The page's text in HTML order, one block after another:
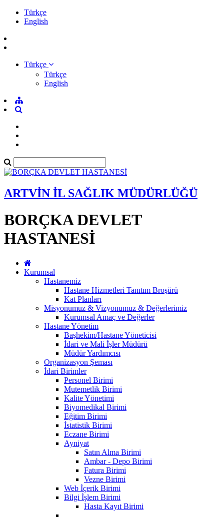
Türkçe
English
Türkçe
Türkçe
English
ARTVİN İL SAĞLIK MÜDÜRLÜĞÜ
BORÇKA DEVLET
HASTANESİ
Kurumsal
Hastanemiz
Hastane Hizmetleri Tanıtım Broşürü
Kat Planları
Misyonumuz & Vizyonumuz & Değerlerimiz
Kurumsal Amaç ve Değerler
Hastane Yönetim
Başhekim/Hastane Yöneticisi
İdari ve Mali İşler Müdürü
Müdür Yardımcısı
Organizasyon Şeması
İdari Birimler
Personel Birimi
Mutemetlik Birimi
Kalite Yönetimi
Biyomedikal Birimi
Eğitim Birimi
İstatistik Birimi
Eczane Birimi
Ayniyat
Satın Alma Birimi
Ambar - Depo Birimi
Fatura Birimi
Vezne Birimi
Web İçerik Birimi
Bilgi İşlem Birimi
Hasta Kayıt Birimi